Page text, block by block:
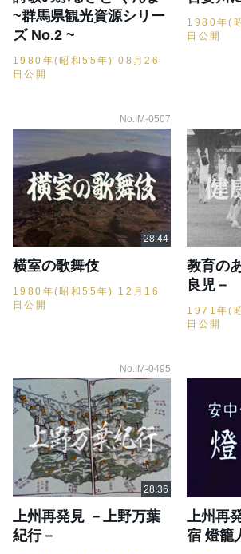
~群馬県観光資源シリー
ズ No.2 ~
1980年(昭和55年) 08月26
日公開
1980年(
日公開
No.IM-0507
横室の歌舞伎
1980年(昭和55年) 12月16
日公開
教育の
良児－
1971年(
日公開
No.IM-0495
上州再発見 －上野万葉
紀行－
上州再
宿 燈籠